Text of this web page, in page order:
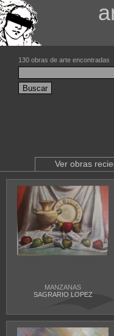
130 obras de arte encontradas
Ver obras
MANZANAS
SAGRARIO LOPEZ